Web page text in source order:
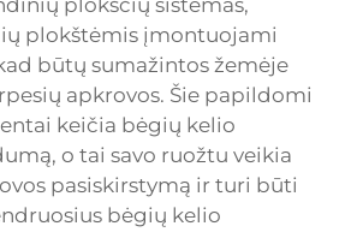
plokščių sistemas,
plokštėmis įmontuojami
būtų sumažintos žemėje
apkrovos. Šie papildomi
keičia bėgių kelio
o tai savo ruožtu veikia
pasiskirstymą ir turi būti
bėgių kelio